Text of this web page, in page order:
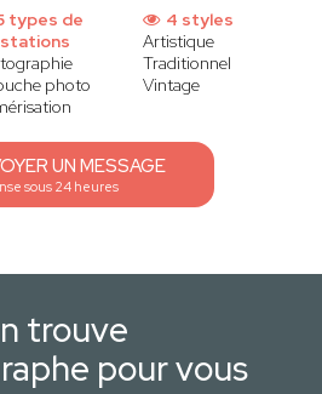
types de
photo
4 styles
Artistique
Traditionnel
Vintage
UN MESSAGE
sous 24 heures
trouve
pour vous